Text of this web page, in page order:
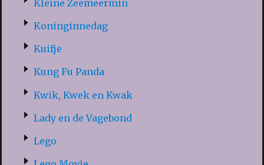
Kleine Zeemeermin
Koninginnedag
Kuifje
Kung Fu Panda
Kwik, Kwek en Kwak
Lady en de Vagebond
Lego